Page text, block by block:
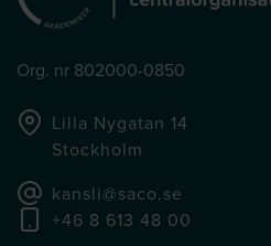
Org. nr 802000-0850
Lilla Nygatan 14
Stockholm
kansli@saco.se
+46 8 613 48 00